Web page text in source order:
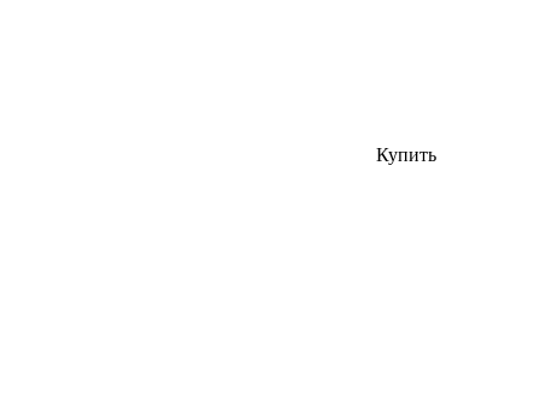
Купить